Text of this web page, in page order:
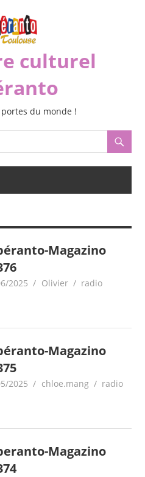
culturel
du monde !
Magazino
2025 Olivier radio
Magazino
2025 chloe.mang radio
Magazino